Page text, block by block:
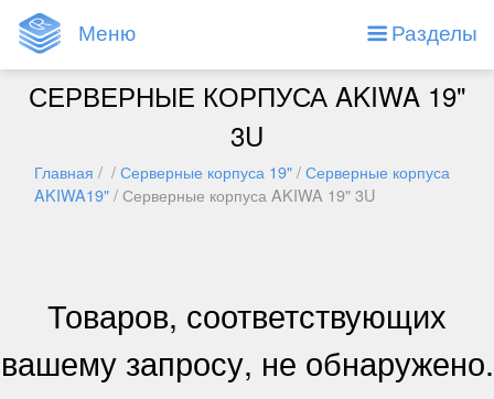
Меню Разделы
СЕРВЕРНЫЕ КОРПУСА AKIWA 19"
3U
Главная / /Серверные корпуса 19"/Серверные корпуса
AKIWA19"/ Серверные корпуса AKIWA 19" 3U
Товаров, соответствующих
вашему запросу, не обнаружено.